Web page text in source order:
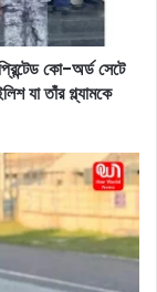
কো-অর্ড সেটে
যা তাঁর গ্ল্যামকে